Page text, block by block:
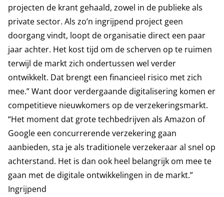
projecten de krant gehaald, zowel in de publieke als
private sector. Als zo’n ingrijpend project geen
doorgang vindt, loopt de organisatie direct een paar
jaar achter. Het kost tijd om de scherven op te ruimen
terwijl de markt zich ondertussen wel verder
ontwikkelt. Dat brengt een financieel risico met zich
mee.” Want door verdergaande digitalisering komen er
competitieve nieuwkomers op de verzekeringsmarkt.
“Het moment dat grote techbedrijven als Amazon of
Google een concurrerende verzekering gaan
aanbieden, sta je als traditionele verzekeraar al snel op
achterstand. Het is dan ook heel belangrijk om mee te
gaan met de digitale ontwikkelingen in de markt.”
Ingrijpend